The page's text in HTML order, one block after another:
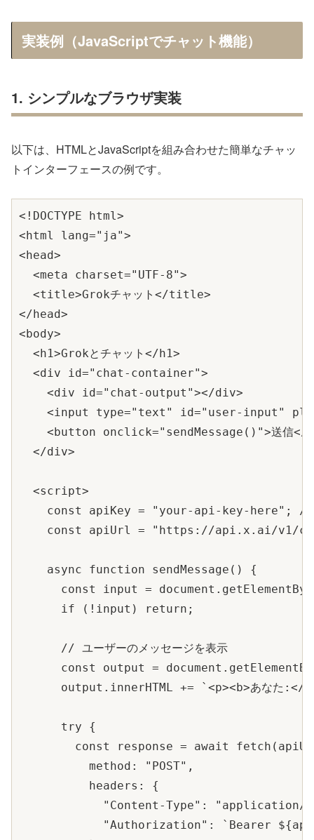
実装例（JavaScriptでチャット機能）
1. シンプルなブラウザ実装
以下は、HTMLとJavaScriptを組み合わせた簡単なチャッ
トインターフェースの例です。
<!DOCTYPE html>
<html lang="ja">
<head>
  <meta charset="UTF-8">
  <title>Grokチャット</title>
</head>
<body>
  <h1>Grokとチャット</h1>
  <div id="chat-container">
    <div id="chat-output"></div>
<input type="text" id="user-input"
<button onclick="sendMessage()">送信</
  </div>
  <script>
const apiKey = "your-api-key-here"; // 実
const apiUrl = "https://api.x.ai/v1/
    async function sendMessage() {
const input =
      if (!input) return;
      // ユーザーのメッセージを表示
const output =
output.innerHTML += `<p><b>あなた:</
      try {
const response = await
          method: "POST",
          headers: {
"Content-Type": "application/
"Authorization": `Bearer